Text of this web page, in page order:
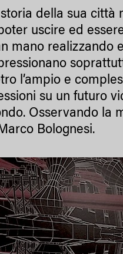
della sua città
uscire ed
mano realizzando
l’ampio e
su un futuro
Osservando la
Bolognesi.